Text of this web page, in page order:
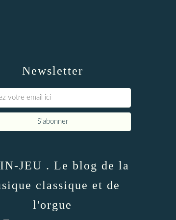
Newsletter
JEU . Le blog de la
classique et de
l'orgue